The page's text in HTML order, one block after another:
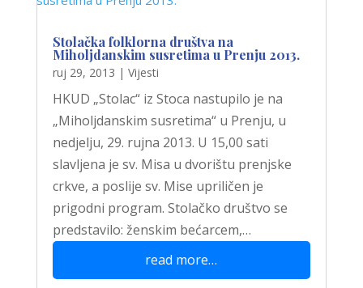
Stolačka folklorna društva na
Miholjdanskim susretima u Prenju 2013.
ruj 29, 2013 | Vijesti
HKUD „Stolac“ iz Stoca nastupilo je na
„Miholjdanskim susretima“ u Prenju, u
nedjelju, 29. rujna 2013. U 15,00 sati
slavljena je sv. Misa u dvorištu prenjske
crkve, a poslije sv. Mise upriličen je
prigodni program. Stolačko društvo se
predstavilo: ženskim bećarcem,…
read more…